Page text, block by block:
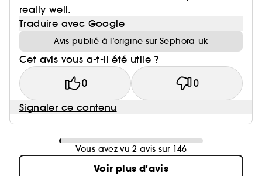
really well.
Traduire avec Google
Avis publié à l’origine sur Sephora-uk
Cet avis vous a-t-il été utile ?
0 0
Signaler ce contenu
Vous avez vu 2 avis sur 146
Voir plus d'avis